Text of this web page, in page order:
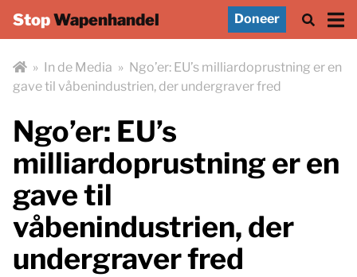
StopWapenhandel Doneer
» In de Media » Ngo’er: EU’s milliardoprustning er en
gave til våbenindustrien, der undergraver fred
Ngo’er: EU’s
milliardoprustning er en
gave til
våbenindustrien, der
undergraver fred